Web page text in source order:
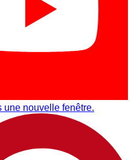
une nouvelle fenêtre.